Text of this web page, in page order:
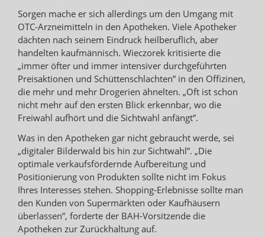
Sorgen mache er sich allerdings um den Umgang mit
OTC-Arzneimitteln in den Apotheken. Viele Apotheker
dächten nach seinem Eindruck heilberuflich, aber
handelten kaufmännisch. Wieczorek kritisierte die
„immer öfter und immer intensiver durchgeführten
Preisaktionen und Schüttenschlachten” in den Offizinen,
die mehr und mehr Drogerien ähnelten. „Oft ist schon
nicht mehr auf den ersten Blick erkennbar, wo die
Freiwahl aufhört und die Sichtwahl anfängt”.
Was in den Apotheken gar nicht gebraucht werde, sei
„digitaler Bilderwald bis hin zur Sichtwahl”. „Die
optimale verkaufsfördernde Aufbereitung und
Positionierung von Produkten sollte nicht im Fokus
Ihres Interesses stehen. Shopping-Erlebnisse sollte man
den Kunden von Supermärkten oder Kaufhäusern
überlassen”, forderte der BAH-Vorsitzende die
Apotheken zur Zurückhaltung auf.